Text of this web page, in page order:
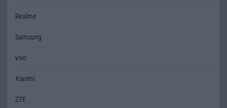
Realme
Samsung
vivo
Xiaomi
ZTE